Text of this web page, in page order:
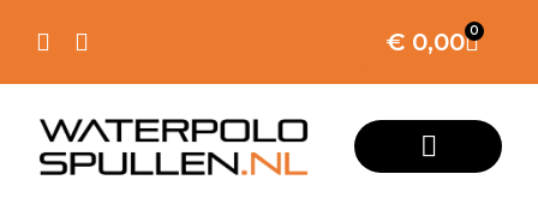
€ 0,00 0